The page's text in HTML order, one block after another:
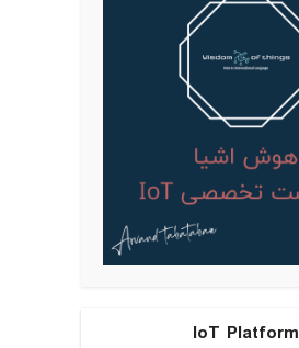
IoT Platform